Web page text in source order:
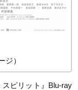
ジ）
ピリット』Blu-ray